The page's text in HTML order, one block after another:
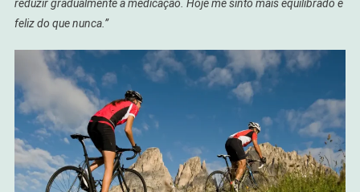
reduzir gradualmente a medicação. Hoje me sinto mais equilibrado e
feliz do que nunca.”